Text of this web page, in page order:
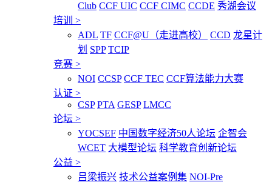
Club CCF UIC CCF CIMC CCDE 秀湖会议
培训 >
ADL TF CCF@U（走进高校） CCD 龙星计
划 SPP TCIP
竞赛 >
NOI CCSP CCF TEC CCF算法能力大赛
认证 >
CSP PTA GESP LMCC
论坛 >
YOCSEF 中国数字经济50人论坛 企智会
WCET 大模型论坛 科学教育创新论坛
公益 >
吕梁振兴 技术公益案例集 NOI-Pre